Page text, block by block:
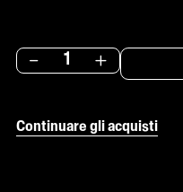
Continuare gli acquisti
- +